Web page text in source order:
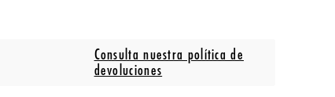
Consulta nuestra política de
devoluciones